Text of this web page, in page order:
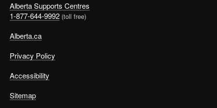
Alberta Supports Centres
1-877-644-9992 (toll free)
Alberta.ca
Privacy Policy
Accessibility
Sitemap